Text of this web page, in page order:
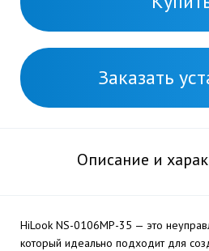
Заказать
Описание и
HiLook NS-0106MP-35 — это
который идеально подходит для